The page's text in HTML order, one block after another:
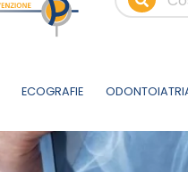
ECOGRAFIE